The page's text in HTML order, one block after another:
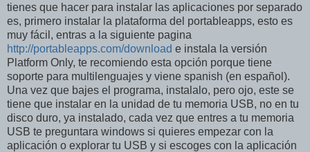
tienes que hacer para instalar las aplicaciones por separado
es, primero instalar la plataforma del portableapps, esto es
muy fácil, entras a la siguiente pagina
http://portableapps.com/download e instala la versión
Platform Only, te recomiendo esta opción porque tiene
soporte para multilenguajes y viene spanish (en español).
Una vez que bajes el programa, instalalo, pero ojo, este se
tiene que instalar en la unidad de tu memoria USB, no en tu
disco duro, ya instalado, cada vez que entres a tu memoria
USB te preguntara windows si quieres empezar con la
aplicación o explorar tu USB y si escoges con la aplicación